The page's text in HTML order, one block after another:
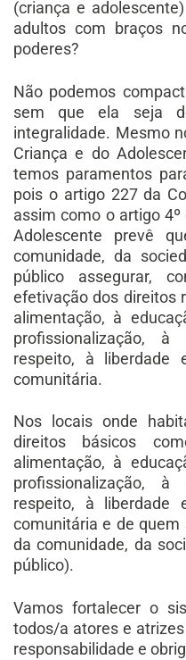
(criança e
adultos com braços
poderes?
Não podemos
sem que ela seja
integralidade. Mesmo
Criança e do
temos paramentos
pois o artigo 227 da
assim como o artigo
Adolescente prevê
comunidade, da
público assegurar,
efetivação dos direitos
alimentação, à
profissionalização,
respeito, à liberdade
comunitária.
Nos locais onde
direitos básicos
alimentação, à
profissionalização,
respeito, à liberdade
comunitária e de quem
da comunidade, da
público).
Vamos fortalecer o
todos/a atores e
responsabilidade e